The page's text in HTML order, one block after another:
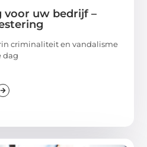
voor uw bedrijf –
criminaliteit en vandalisme
dag